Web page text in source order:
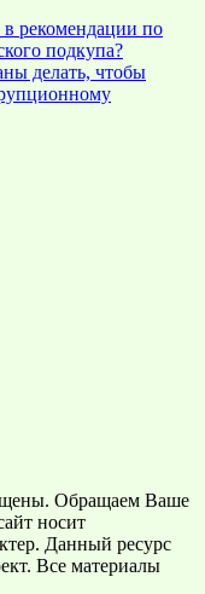
в рекомендации по
подкупа?
делать, чтобы
Обращаем Ваше
носит
Данный ресурс
Все материалы